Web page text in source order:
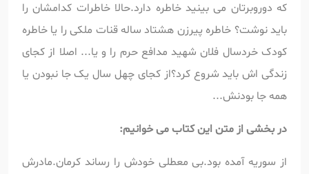
که دوروبرتان می بینید خاطره دارد.حالا خاطرات کدامشان را
باید نوشت؟ خاطره پیرزن هشتاد ساله قنات ملکی را یا خاطره
کودک خردسال فلان شهید مدافع حرم را و یا... اصلا از کجای
زندگی اش باید شروع کرد؟از کجای چهل سال یک جا نبودن یا
همه جا بودنش...
در بخشی از متن این کتاب می خوانیم:
از سوریه آمده بود.بی معطلی خودش را رساند کرمان.مادرش